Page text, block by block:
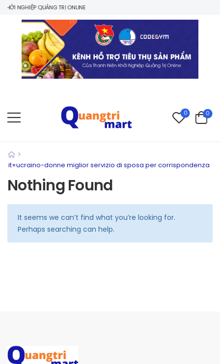
NGHIỆP QUẢNG TRỊ ONLINE
0 0
>
it+ucraino-donne miglior servizio di sposa per corrispondenza
Nothing Found
It seems we can’t find what you’re looking for.
Perhaps searching can help.